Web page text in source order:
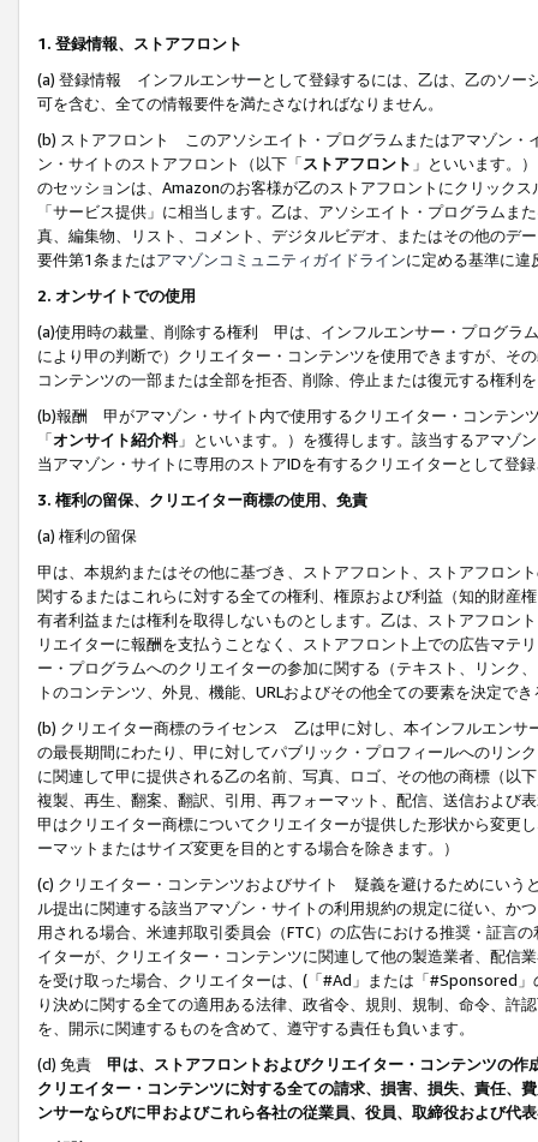
1. 登録情報、ストアフロント
(a) 登録情報 インフルエンサーとして登録するには、乙は、乙のソー
可を含む、全ての情報要件を満たさなければなりません。
(b) ストアフロント このアソシエイト・プログラムまたはアマゾン・
ン・サイトのストアフロント（以下「ストアフロント 」といいます。
のセッションは、Amazonのお客様が乙のストアフロントにクリック
「サービス提供」に相当します。乙は、アソシエイト・プログラム
真、編集物、リスト、コメント、デジタルビデオ、またはその他のデ
要件第1条またはアマゾンコミュニティガイドラインに定める基準に違
2. オンサイトでの使用
(a)使用時の裁量、削除する権利 甲は、インフルエンサー・プログラ
により甲の判断で）クリエイター・コンテンツを使用できますが、そ
コンテンツの一部または全部を拒否、削除、停止または復元する権利
(b)報酬 甲がアマゾン・サイト内で使用するクリエイター・コンテン
「オンサイト紹介料」といいます。）を獲得します。該当するアマゾ
当アマゾン・サイトに専用のストアIDを有するクリエイターとして登
3. 権利の留保、クリエイター商標の使用、免責
(a) 権利の留保
甲は、本規約またはその他に基づき、ストアフロント、ストアフロン
関するまたはこれらに対する全ての権利、権原および利益（知的財産
有者利益または権利を取得しないものとします。乙は、ストアフロン
リエイターに報酬を支払うことなく、ストアフロント上での広告マテ
ー・プログラムへのクリエイターの参加に関する（テキスト、リンク
トのコンテンツ、外見、機能、URLおよびその他全ての要素を決定で
(b) クリエイター商標のライセンス 乙は甲に対し、本インフルエンサ
の最長期間にわたり、甲に対してパブリック・プロフィールへのリン
に関連して甲に提供される乙の名前、写真、ロゴ、その他の商標（以
複製、再生、翻案、翻訳、引用、再フォーマット、配信、送信および
甲はクリエイター商標についてクリエイターが提供した形状から変更
ーマットまたはサイズ変更を目的とする場合を除きます。）
(c) クリエイター・コンテンツおよびサイト 疑義を避けるためにいう
ル提出に関連する該当アマゾン・サイトの利用規約の規定に従い、か
用される場合、米連邦取引委員会（FTC）の広告における推奨・証言
イターが、クリエイター・コンテンツに関連して他の製造業者、配信
を受け取った場合、クリエイターは、(「#Ad」または「#Sponsored
り決めに関する全ての適用ある法律、政省令、規則、規制、命令、許
を、開示に関連するものを含めて、遵守する責任も負います。
(d) 免責 甲は、ストアフロントおよびクリエイター・コンテンツの
クリエイター・コンテンツに対する全ての請求、損害、損失、責任、
ンサーならびに甲およびこれら各社の従業員、役員、取締役および代